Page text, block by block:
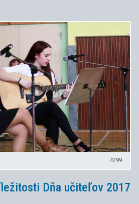
4299
Dňa učiteľov 2017